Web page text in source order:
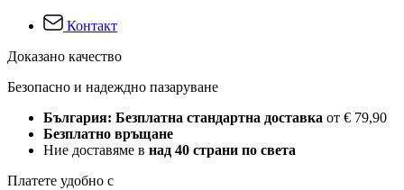
Контакт
Доказано качество
Безопасно и надеждно пазаруване
България: Безплатна стандартна доставка от € 79,90
Безплатно връщане
Ние доставяме в над 40 страни по света
Платете удобно с